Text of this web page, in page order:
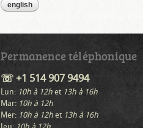
english
Permanence téléphonique
☏ +1 514 907 9494
Lun: 10h à 12h et 13h à 16h
Mar: 10h à 12h
Mer: 10h à 12h et 13h à 16h